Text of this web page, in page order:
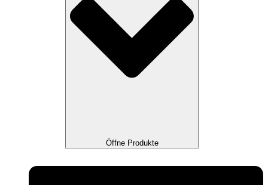
Öffne Produkte